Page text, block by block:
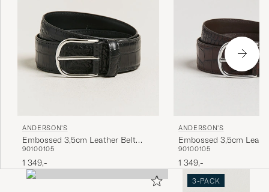
ANDERSON'S
Embossed 3,5cm Leather Belt
Black
90100105
1 349,-
ANDERSON'S
Embossed 3,5cm
Brown
90100105
1 349,-
3-PACK